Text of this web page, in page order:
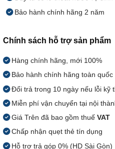
Bảo hành chính hãng 2 năm
Chính sách hỗ trợ sản phẩm
Hàng chính hãng, mới 100%
Bảo hành chính hãng toàn quốc
Đổi trả trong 10 ngày nếu lỗi kỹ
Miễn phí vận chuyển tại nội
Giá Trên đã bao gồm thuế VAT
Chấp nhận quẹt thẻ tín dụng
Hỗ trợ trả góp 0% (HD Sài Gòn)